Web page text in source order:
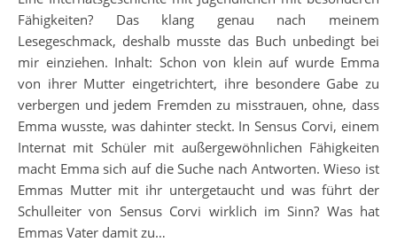
Fähigkeiten? Das klang genau nach meinem
Lesegeschmack, deshalb musste das Buch unbedingt bei
mir einziehen. Inhalt: Schon von klein auf wurde Emma
von ihrer Mutter eingetrichtert, ihre besondere Gabe zu
verbergen und jedem Fremden zu misstrauen, ohne, dass
Emma wusste, was dahinter steckt. In Sensus Corvi, einem
Internat mit Schüler mit außergewöhnlichen Fähigkeiten
macht Emma sich auf die Suche nach Antworten. Wieso ist
Emmas Mutter mit ihr untergetaucht und was führt der
Schulleiter von Sensus Corvi wirklich im Sinn? Was hat
Emmas Vater damit zu…